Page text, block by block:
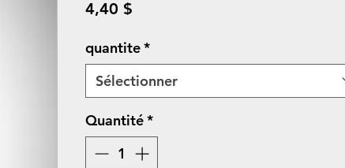
4,40 $
quantite*
Sélectionner
Quantité*